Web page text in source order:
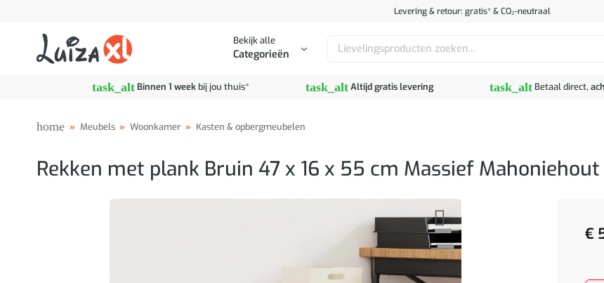
Levering & retour: gratis* & CO₂-neutraal
Bekijk alle
Categorieën
Zoeken
task_altBinnen 1 weekbij jou thuis* task_altAltijd gratis levering task_alt Betaal direct,
home » Meubels » Woonkamer » Kasten & opbergmeubelen
Rekken met plank Bruin 47 x 16 x 55 cm Massief Mahoniehout
€